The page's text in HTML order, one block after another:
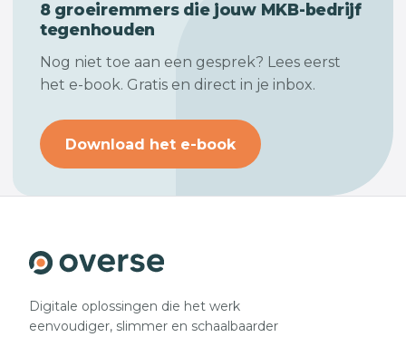
8 groeiremmers die jouw MKB-bedrijf
tegenhouden
Nog niet toe aan een gesprek? Lees eerst
het e-book. Gratis en direct in je inbox.
Download het e-book
Digitale oplossingen die het werk
eenvoudiger, slimmer en schaalbaarder